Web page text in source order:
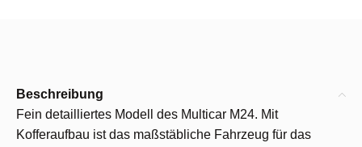
Beschreibung
Fein detailliertes Modell des Multicar M24. Mit
Kofferaufbau ist das maßstäbliche Fahrzeug für das